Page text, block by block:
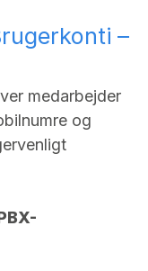
–
medarbejder
og